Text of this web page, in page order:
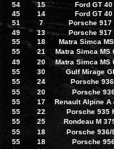
54 15
Ford GT 40
45 14
Ford GT 40
51 7
Porsche 917
49 13
Porsche 917
55 18
Matra Simca
55 21
Matra Simca MS
49 20
Matra Simca MS
55 30
Gulf Mirage
55 24
Porsche
55 20
Porsche
55 17
Renault Alpine A
55 22
Porsche 935
55 25
Rondeau M
55 18
Porsche 936/
55 18
Porsche